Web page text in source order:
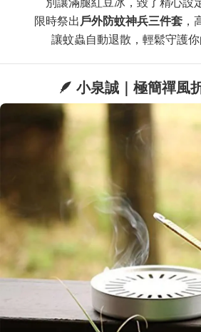
限時祭出戶外防蚊神兵三件套 ，
讓蚊蟲自動退散，輕鬆守護你
🪶 小泉誠｜極簡禪風